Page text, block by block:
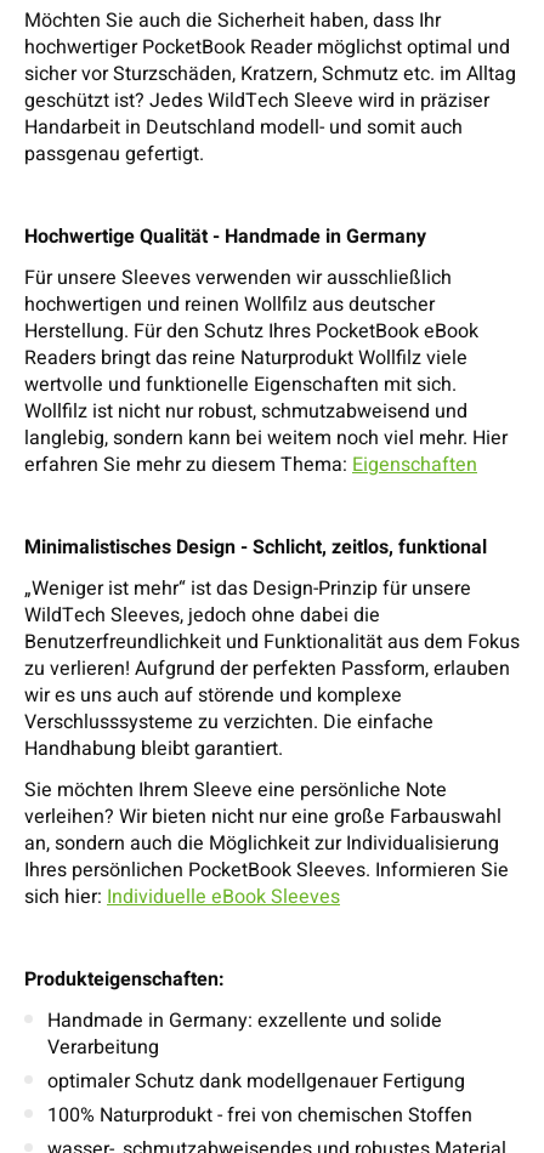
Möchten Sie auch die Sicherheit haben, dass Ihr
hochwertiger PocketBook Reader möglichst optimal und
sicher vor Sturzschäden, Kratzern, Schmutz etc. im Alltag
geschützt ist? Jedes WildTech Sleeve wird in präziser
Handarbeit in Deutschland modell- und somit auch
passgenau gefertigt.
Hochwertige Qualität - Handmade in Germany
Für unsere Sleeves verwenden wir ausschließlich
hochwertigen und reinen Wollfilz aus deutscher
Herstellung. Für den Schutz Ihres PocketBook eBook
Readers bringt das reine Naturprodukt Wollfilz viele
wertvolle und funktionelle Eigenschaften mit sich.
Wollfilz ist nicht nur robust, schmutzabweisend und
langlebig, sondern kann bei weitem noch viel mehr. Hier
erfahren Sie mehr zu diesem Thema: Eigenschaften
Minimalistisches Design - Schlicht, zeitlos, funktional
„Weniger ist mehr“ ist das Design-Prinzip für unsere
WildTech Sleeves, jedoch ohne dabei die
Benutzerfreundlichkeit und Funktionalität aus dem Fokus
zu verlieren! Aufgrund der perfekten Passform, erlauben
wir es uns auch auf störende und komplexe
Verschlusssysteme zu verzichten. Die einfache
Handhabung bleibt garantiert.
Sie möchten Ihrem Sleeve eine persönliche Note
verleihen? Wir bieten nicht nur eine große Farbauswahl
an, sondern auch die Möglichkeit zur Individualisierung
Ihres persönlichen PocketBook Sleeves. Informieren Sie
sich hier: Individuelle eBook Sleeves
Produkteigenschaften:
Handmade in Germany: exzellente und solide
Verarbeitung
optimaler Schutz dank modellgenauer Fertigung
100% Naturprodukt - frei von chemischen Stoffen